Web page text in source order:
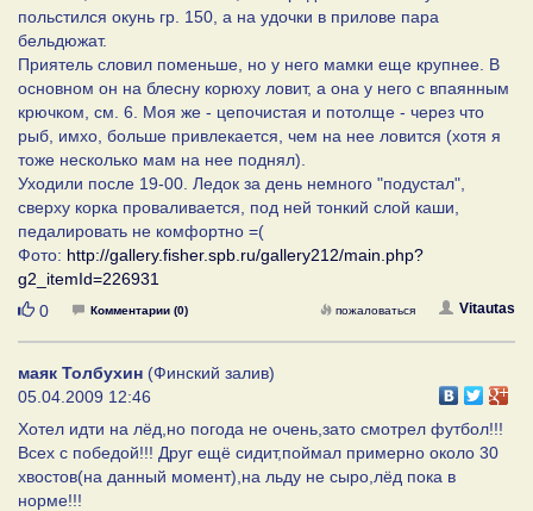
польстился окунь гр. 150, а на удочки в прилове пара
бельдюжат.
Приятель словил поменьше, но у него мамки еще крупнее. В
основном он на блесну корюху ловит, а она у него с впаянным
крючком, см. 6. Моя же - цепочистая и потолще - через что
рыб, имхо, больше привлекается, чем на нее ловится (хотя я
тоже несколько мам на нее поднял).
Уходили после 19-00. Ледок за день немного "подустал",
сверху корка проваливается, под ней тонкий слой каши,
педалировать не комфортно =(
Фото: http://gallery.fisher.spb.ru/gallery212/main.php?
g2_itemId=226931
Нравится
0 Комментарии (0) Vitautas
пожаловаться
маяк Толбухин (Финский залив)
05.04.2009 12:46
Хотел идти на лёд,но погода не очень,зато смотрел футбол!!!
Всех с победой!!! Друг ещё сидит,поймал примерно около 30
хвостов(на данный момент),на льду не сыро,лёд пока в
норме!!!